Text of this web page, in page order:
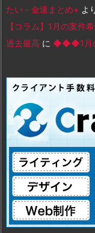
たい - 金速まとめ+ よ
【コラム】1月の案件
過去最高 に ◆◆◆1月